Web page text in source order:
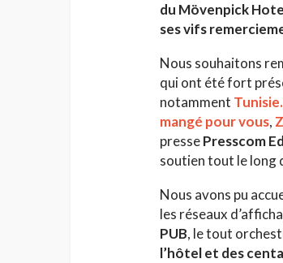
du Mövenpick
ses vifs
Nous souhaitons
qui ont été fort
notamment
mangé pour vous,
pressePresscom
soutien tout le long
Nous avons pu
les réseaux
PUB, le tout
l’hôtel et des
Chanel
de Côme